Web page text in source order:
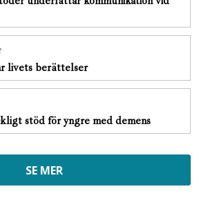
livets berättelser
stöd för yngre med demens
SE MER